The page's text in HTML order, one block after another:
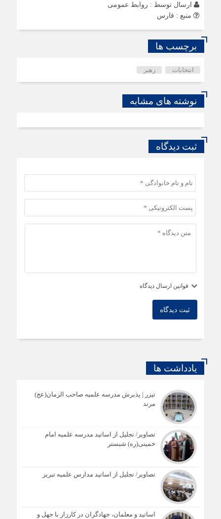
ارسال توسط : روابط عمومی
منبع : فارس
برچسب ها
انتخابات رهبر
نوشته های مشابه
ثبت دیدگاه
قوانین ارسال دیدگاه
ثبت دیدگاه
یادداشت ها
تیزر | پذیرش مدرسه علمیه صاحب الزمان(عج)
مرند
تصاویر/ تجلیل از اساتید مدرسه علمیه امام
خمینی(ره) شبستر
تصاویر/ تجلیل از اساتید مدارس علمیه تبریز
اساتید و معلمان، جهادگران در کارزار با جهل و